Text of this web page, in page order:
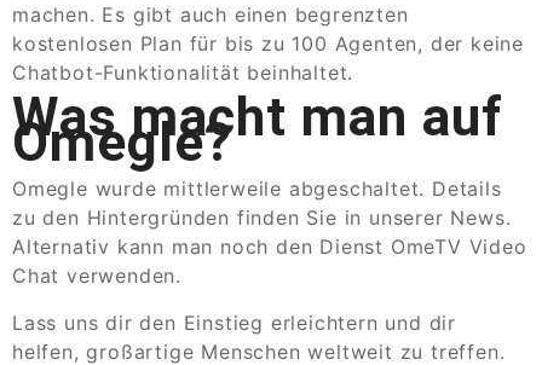
machen. Es gibt auch einen begrenzten
kostenlosen Plan für bis zu 100 Agenten, der keine
Chatbot-Funktionalität beinhaltet.
Was macht man auf
Omegle?
Omegle wurde mittlerweile abgeschaltet. Details
zu den Hintergründen finden Sie in unserer News.
Alternativ kann man noch den Dienst OmeTV Video
Chat verwenden.
Lass uns dir den Einstieg erleichtern und dir
helfen, großartige Menschen weltweit zu treffen.